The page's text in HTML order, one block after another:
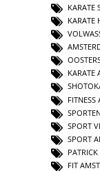
KARATE
KARATE
KARATE
FITNESS
SPORT
SPORT
FIT